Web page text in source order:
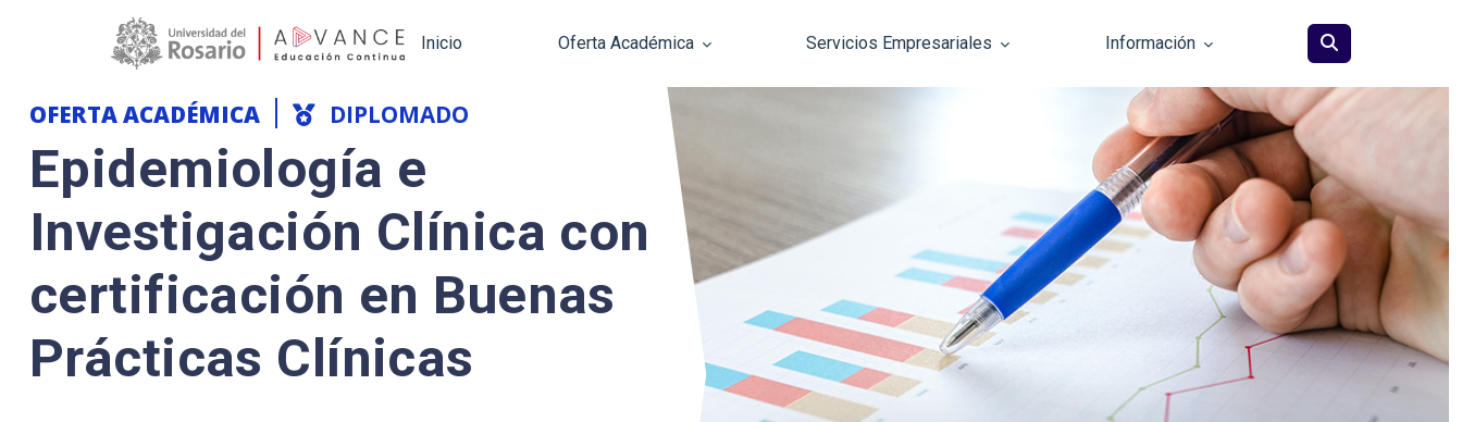
Main navigation
Inicio Oferta Académica Servicios Empresariales Información
OFERTA ACADÉMICA DIPLOMADO
Epidemiología e
Investigación Clínica con
certificación en Buenas
Prácticas Clínicas